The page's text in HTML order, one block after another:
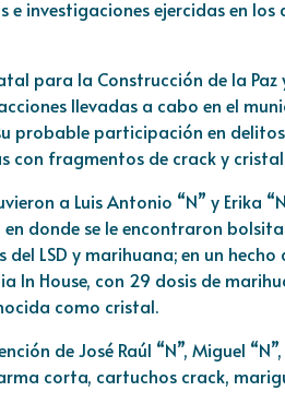
e investigaciones ejercidas en
para la Construcción de la
llevadas a cabo en el
probable participación en
con fragmentos de crack y
a Luis Antonio “N” y Erika
donde se le encontraron
LSD y marihuana; en un hecho
In House, con 29 dosis de
como cristal.
de José Raúl “N”, Miguel
corta, cartuchos crack,